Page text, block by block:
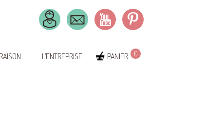
L’ENTREPRISE PANIER 0